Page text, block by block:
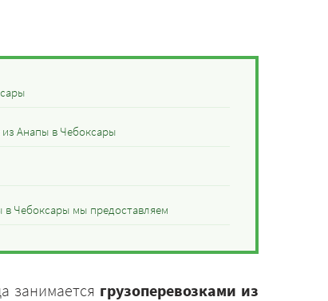
из Анапы в Чебоксары
в Чебоксары мы предоставляем
занимается грузоперевозками из